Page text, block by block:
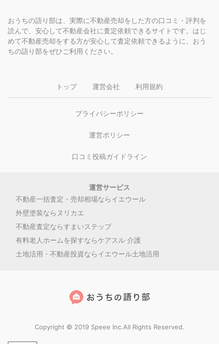
おうちの語り部は、実際に不動産売却をした方の口コミ・評判を
読んで、安心して不動産会社に査定依頼できるサイトです。はじ
めて不動産売却をする方が安心して査定依頼できるように、おう
ちの語り部をぜひご利用ください。
トップ 運営会社 利用規約
プライバシーポリシー
運営ポリシー
口コミ投稿ガイドライン
運営サービス
不動産一括査定・売却相場ならイエウール
外壁塗装ならヌリカエ
不動産査定ならすまいステップ
有料老人ホームを探すならケアスル 介護
土地活用・不動産投資ならイエウール土地活用
Copyright © 2019 Speee Inc.All Rights Reserved.